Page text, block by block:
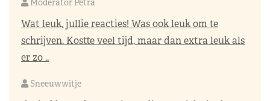
Moderator Petra
Wat leuk, jullie reacties! Was ook leuk om te
schrijven. Kostte veel tijd, maar dan extra leuk als
er zo ..
Sneeuwwitje